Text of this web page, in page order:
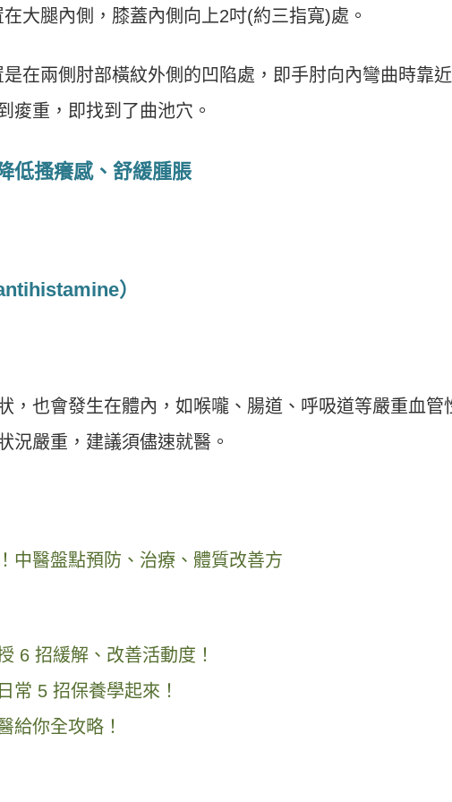
大腿內側，膝蓋內側向上2吋(約三指寬)處。
在兩側肘部橫紋外側的凹陷處，即手肘向內彎曲時靠
痠重，即找到了曲池穴。
低搔癢感、舒緩腫脹
）
，也會發生在體內，如喉嚨、腸道、呼吸道等嚴重血管
況嚴重，建議須儘速就醫。
中醫盤點預防、治療、體質改善方
6 招緩解、改善活動度！
常 5 招保養學起來！
給你全攻略！